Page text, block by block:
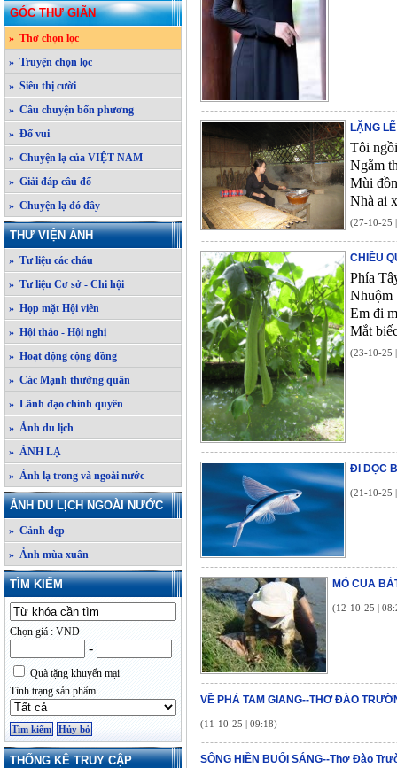
GÓC THƯ GIÃN
» Thơ chọn lọc
» Truyện chọn lọc
» Siêu thị cười
» Câu chuyện bốn phương
» Đố vui
» Chuyện lạ của VIỆT NAM
» Giải đáp câu đố
» Chuyện lạ đó đây
THƯ VIỆN ẢNH
» Tư liệu các cháu
» Tư liệu Cơ sở - Chi hội
» Họp mặt Hội viên
» Hội thảo - Hội nghị
» Hoạt động cộng đồng
» Các Mạnh thường quân
» Lãnh đạo chính quyền
» Ảnh du lịch
» ẢNH LẠ
» Ảnh lạ trong và ngoài nước
ẢNH DU LỊCH NGOÀI NƯỚC
» Cảnh đẹp
» Ảnh mùa xuân
TÌM KIẾM
Chọn giá : VND
-
Quà tặng khuyến mại
Tình trạng sản phẩm
THỐNG KÊ TRUY CẬP
LẶNG
Tôi
Ngắm
Mùi
Nhà ai
(27-10-25
CHIỀU
Phía
Nhuộm
Em đi
Mắt
(23-10-25
ĐI DỌC
(21-10-25
MÓ CUA
(12-10-25 |
VỀ PHÁ TAM GIANG--THƠ ĐÀO
(11-10-25 | 09:18)
SÔNG HIỀN BUỔI SÁNG--Thơ Đào